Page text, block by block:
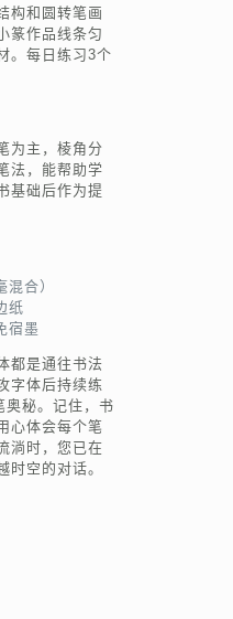
构和圆转笔画
篆作品线条匀
。每日练习3个
为主，棱角分
法，能帮助学
基础后作为提
合）
纸
宿墨
都是通往书法
字体后持续练
奥秘。记住，书
心体会每个笔
淌时，您已在
时空的对话。